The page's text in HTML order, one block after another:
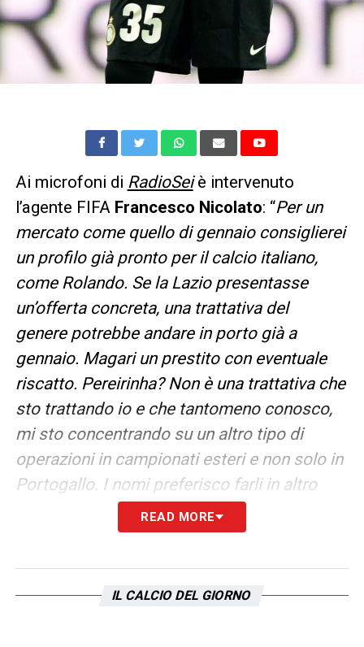
Ai microfoni di RadioSeiè intervenuto
l’agente FIFA Francesco Nicolato: “Per un
mercato come quello di gennaio consiglierei
un profilo già pronto per il calcio italiano,
come Rolando. Se la Lazio presentasse
un’offerta concreta, una trattativa del
genere potrebbe andare in porto già a
gennaio. Magari un prestito con eventuale
riscatto. Pereirinha? Non è una trattativa che
sto trattando io e che tantomeno conosco,
mi sto concentrando su un altro tipo di
operazioni in campionati esteri e non solo in
Portogallo. I nomi preferisco farli in altro
READ MORE
IL CALCIO DEL GIORNO